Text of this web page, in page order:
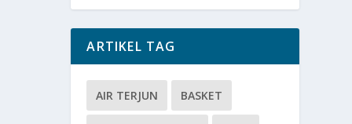
ARTIKEL TAG
AIR TERJUN BASKET